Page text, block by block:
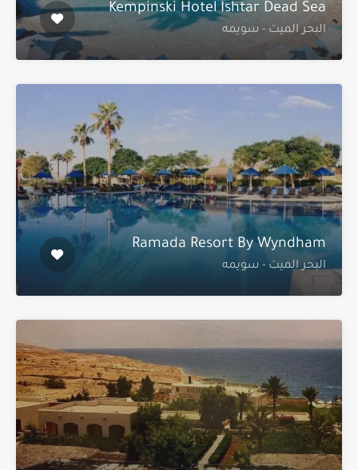
Kempinski Hotel Ishtar Dead Sea
البحر الميت - سويمه
Ramada Resort By Wyndham
البحر الميت - سويمه